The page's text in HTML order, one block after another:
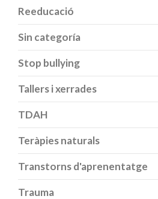
Reeducació
Sin categoría
Stop bullying
Tallers i xerrades
TDAH
Teràpies naturals
Transtorns d'aprenentatge
Trauma